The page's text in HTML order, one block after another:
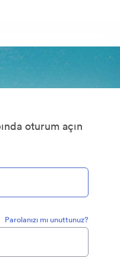
oturum açın
Parolanızı mı unuttunuz?